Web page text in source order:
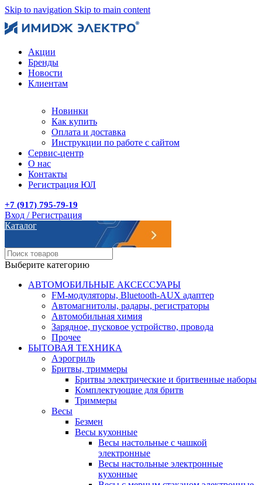
Skip to navigation Skip to main content
Акции
Бренды
Новости
Клиентам
Новинки
Как купить
Оплата и доставка
Инструкции по работе с сайтом
Сервис-центр
О нас
Контакты
Регистрация ЮЛ
+7 (917) 795-79-19
Вход / Регистрация
Каталог
Выберите категорию
АВТОМОБИЛЬНЫЕ АКСЕССУАРЫ
FM-модуляторы, Bluetooth-AUX адаптер
Автомагнитолы, радары, регистраторы
Автомобильная химия
Зарядное, пусковое устройство, провода
Прочее
БЫТОВАЯ ТЕХНИКА
Аэрогриль
Бритвы, триммеры
Бритвы электрические и бритвенные наборы
Комплектующие для бритв
Триммеры
Весы
Безмен
Весы кухонные
Весы настольные с чашкой
электронные
Весы настольные электронные
кухонные